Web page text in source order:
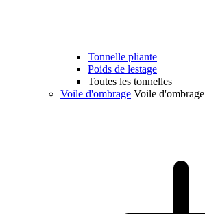
Tonnelle pliante
Poids de lestage
Toutes les tonnelles
Voile d'ombrage Voile d'ombrage